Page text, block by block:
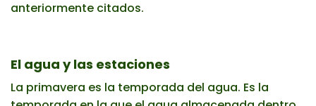
anteriormente citados.
El agua y las estaciones
La primavera es la temporada del agua. Es la